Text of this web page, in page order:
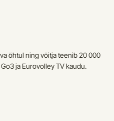
õhtul ning võitja teenib 20 000
ja Eurovolley TV kaudu.